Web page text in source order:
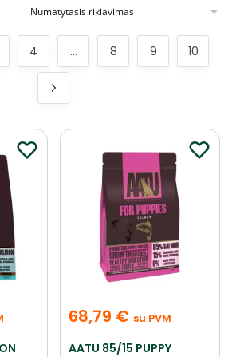
4 … 8 9 10
68,79 € su PVM
AATU 85/15 PUPPY